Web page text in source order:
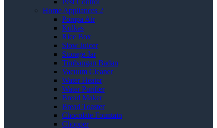
Pest Control
Home Appliances 2
Pompa Air
Kulkas
Rice Box
Slow Juicer
Storage Jar
Timbangan Badan
Vacuum Cleaner
Water Heater
Water Purifier
Bread Maker
Bread Toaster
Chocolate Fountain
Chopper